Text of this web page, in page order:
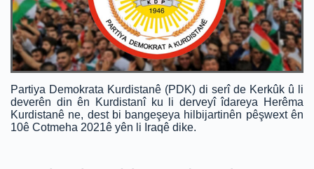
Partiya Demokrata Kurdistanê (PDK) di serî de Kerkûk û li
deverên din ên Kurdistanî ku li derveyî îdareya Herêma
Kurdistanê ne, dest bi bangeşeya hilbijartinên pêşwext ên
10ê Cotmeha 2021ê yên li Iraqê dike.